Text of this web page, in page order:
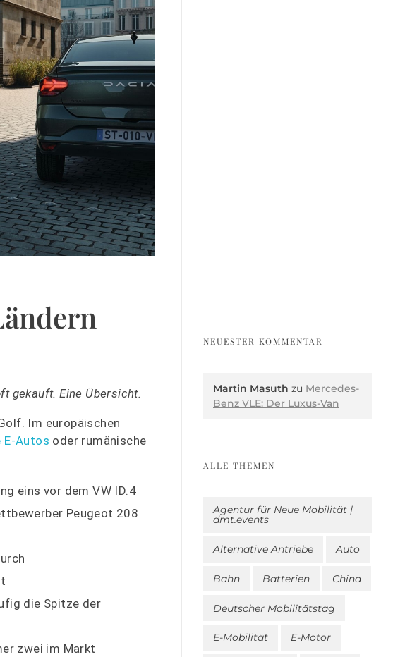
gekauft. Eine Übersicht.
Im europäischen
E-Autos oder rumänische
eins vor dem VW ID.4
Peugeot 208
die Spitze der
zwei im Markt
NEUESTER KOMMENTAR
Martin Masuth zu Mercedes-
Benz VLE: Der Luxus-Van
ALLE THEMEN
Agentur für Neue Mobilität |
dmt.events
Alternative Antriebe Auto
Bahn Batterien China
Deutscher Mobilitätstag
E-Mobilität E-Motor